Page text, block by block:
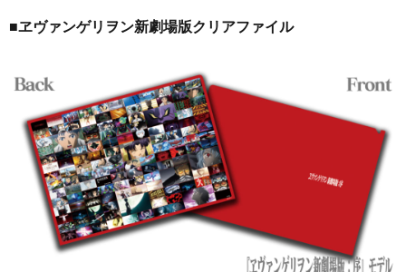
■ヱヴァンゲリヲン新劇場版クリアファイル